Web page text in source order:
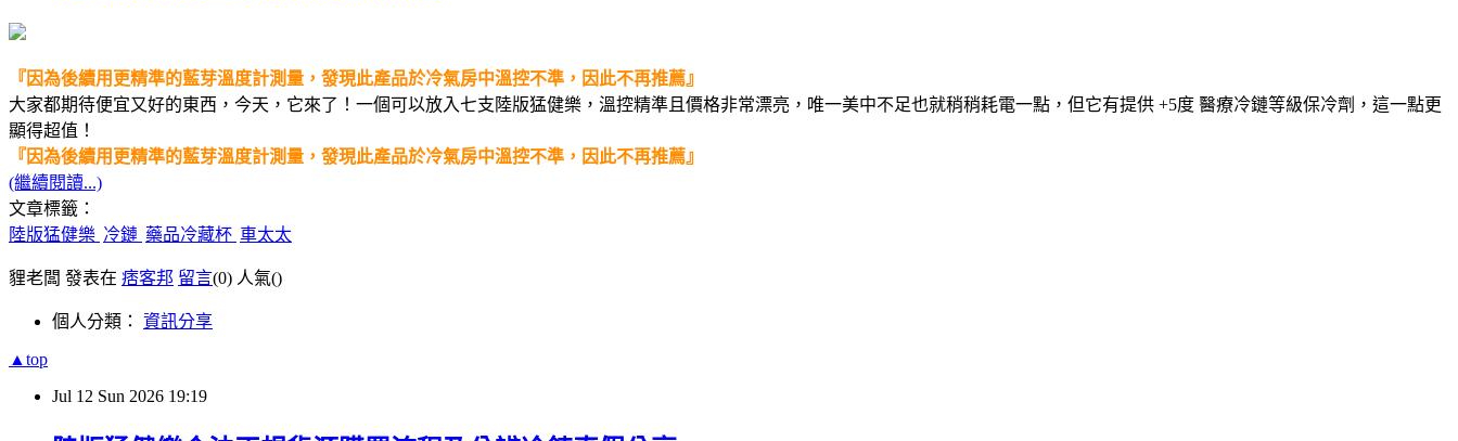
『因為後續用更精準的藍芽溫度計測量，發現此產品於冷氣房中溫控不準，因此不再推薦』
大家都期待便宜又好的東西，今天，它來了！一個可以放入七支陸版猛健樂，溫控精準且價格非常漂亮，唯一美中不足也就稍稍耗電一點，但它有提供 +5度 醫療冷鏈等級保冷劑，這一點更
顯得超值！
『因為後續用更精準的藍芽溫度計測量，發現此產品於冷氣房中溫控不準，因此不再推薦』
(繼續閱讀...)
文章標籤：
陸版猛健樂 冷鏈 藥品冷藏杯 車太太
貍老闆 發表在 痞客邦 留言(0) 人氣()
個人分類： 資訊分享
▲top
Jul 12 Sun 2026 19:19